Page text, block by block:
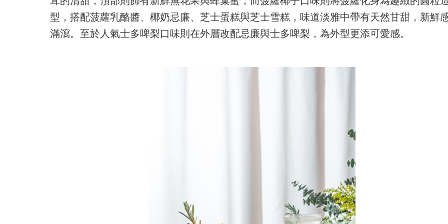
型，搭配菠蘿乳酪醬、椰奶忌廉、芝士蛋糕與芝士雪糕，味道淡雅中帶有天然甘甜，新鮮
滿瀉。至於人氣士多啤梨口味則在外層改配忌廉與士多啤梨，為外型更添可愛感。